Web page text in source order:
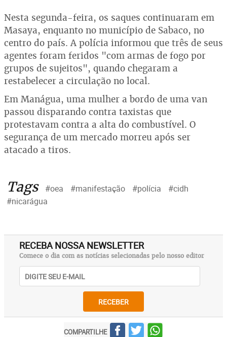
Nesta segunda-feira, os saques continuaram em
Masaya, enquanto no município de Sabaco, no
centro do país. A polícia informou que três de seus
agentes foram feridos "com armas de fogo por
grupos de sujeitos", quando chegaram a
restabelecer a circulação no local.
Em Manágua, uma mulher a bordo de uma van
passou disparando contra taxistas que
protestavam contra a alta do combustível. O
segurança de um mercado morreu após ser
atacado a tiros.
Tags #oea #manifestação #polícia
#cidh
#nicarágua
RECEBA NOSSA NEWSLETTER
Comece o dia com as notícias selecionadas pelo nosso editor
RECEBER
COMPARTILHE